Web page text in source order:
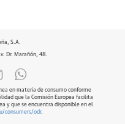
S.A.
Dr. Marañón, 48.
en materia de consumo conforme
que la Comisión Europea facilita
y que se encuentra disponible en el
consumers/odr.